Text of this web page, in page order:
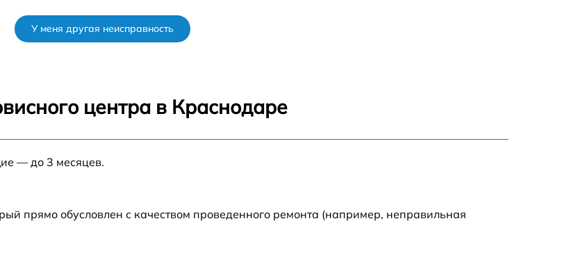
от 60 мин
У меня другая неисправность
центра в Краснодаре
— до 3 месяцев.
прямо обусловлен с качеством проведенного ремонта (например, неправильная